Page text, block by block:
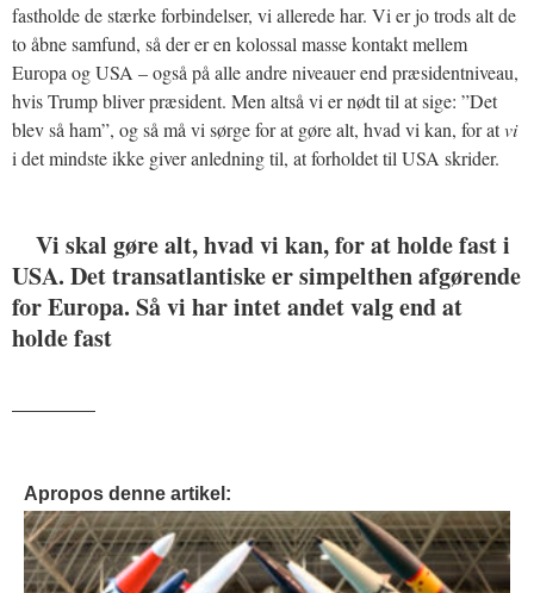
fastholde de stærke forbindelser, vi allerede har. Vi er jo trods alt de
to åbne samfund, så der er en kolossal masse kontakt mellem
Europa og USA – også på alle andre niveauer end præsidentniveau,
hvis Trump bliver præsident. Men altså vi er nødt til at sige: ”Det
blev så ham”, og så må vi sørge for at gøre alt, hvad vi kan, for atvi
i det mindste ikke giver anledning til, at forholdet til USA skrider.
Vi skal gøre alt, hvad vi kan, for at holde fast i
USA. Det transatlantiske er simpelthen afgørende
for Europa. Så vi har intet andet valg end at
holde fast
Apropos denne artikel: